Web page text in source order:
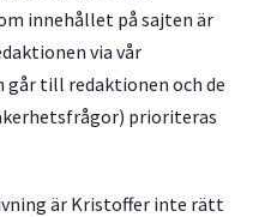
innehållet på sajten är
via vår
går till redaktionen och de
prioriteras
är Kristoffer inte rätt